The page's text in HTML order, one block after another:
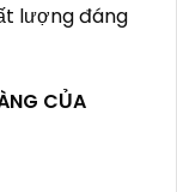
lượng đáng
CỦA